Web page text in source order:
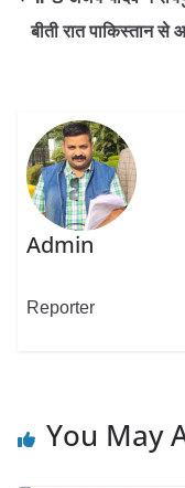
बीती रात पाकिस्तान
Admin
Reporter
You May